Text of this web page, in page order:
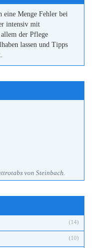
eine Menge Fehler bei
intensiv mit
der Pflege
lassen und Tipps
von Steinbach.
(14)
(10)